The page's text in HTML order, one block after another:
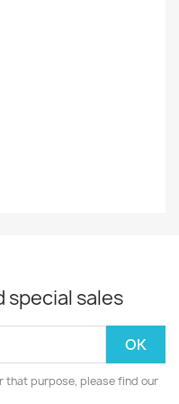
special sales
that purpose, please find our